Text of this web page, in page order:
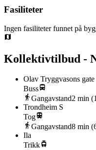
Fasiliteter
Ingen fasiliteter funnet på
Kollektivtilbud -
Olav Tryggvasons gate
Buss
Gangavstand2 min (
Trondheim S
Tog
Gangavstand8 min (
Ila
Trikk